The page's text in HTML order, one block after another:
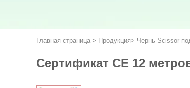
Главная страница > Продукция> Чернь Scissor
Сертификат CE 12